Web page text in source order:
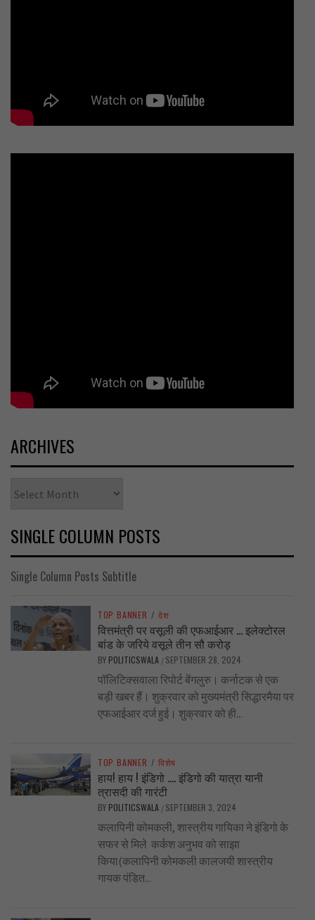
ARCHIVES
SINGLE COLUMN POSTS
Single Column Posts Subtitle
TOP BANNER / देश
वित्तमंत्री पर वसूली की एफआईआर … इलेक्टोरल
बांड के जरिये वसूले तीन सौ करोड़
BY POLITICSWALA / SEPTEMBER 28, 2024
पॉलिटिक्सवाला रिपोर्ट बेंगलुरु। कर्नाटक से एक
बड़ी खबर हैं। शुक्रवार को मुख्यमंत्री सिद्धारमैया पर
एफआईआर दर्ज हुई। शुक्रवार को ही...
TOP BANNER / विशेष
हाय! हाय ! इंडिगो …. इंडिगो की यात्रा यानी
त्रासदी की गारंटी
BY POLITICSWALA / SEPTEMBER 3, 2024
कलापिनी कोमकली, शास्त्रीय गायिका ने इंडिगो के
सफर से मिले कर्कश अनुभव को साझा
किया(कलापिनी कोमकली कालजयी शास्त्रीय
गायक पंडित...